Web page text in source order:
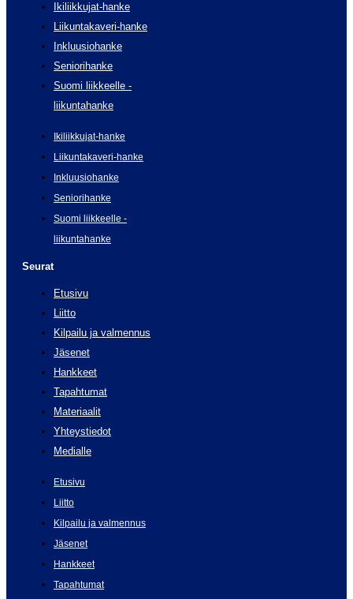
Ikiliikkujat-hanke
Liikuntakaveri-hanke
Inkluusiohanke
Seniorihanke
Suomi liikkeelle -
liikuntahanke
Ikiliikkujat-hanke
Liikuntakaveri-hanke
Inkluusiohanke
Seniorihanke
Suomi liikkeelle -
liikuntahanke
Seurat
Etusivu
Liitto
Kilpailu ja valmennus
Jäsenet
Hankkeet
Tapahtumat
Materiaalit
Yhteystiedot
Medialle
Etusivu
Liitto
Kilpailu ja valmennus
Jäsenet
Hankkeet
Tapahtumat